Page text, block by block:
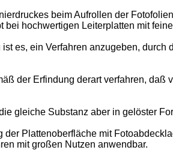
beim Auf­rollen der
bei hoch­wertigen Leiterplatten mit
es, ein Verfahren anzugeben,
der Erfindung derart verfahren,
gleiche Sub­stanz aber in gelöster
der Plattenoberfläche mit
mit großen Nutzen anwendbar.